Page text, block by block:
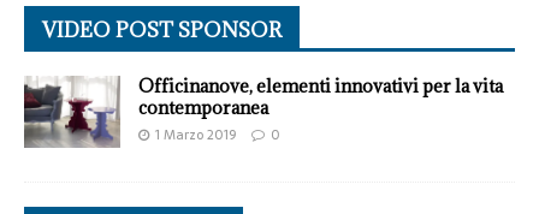
VIDEO POST SPONSOR
Officinanove, elementi innovativi per la vita
contemporanea
1 Marzo 2019 0